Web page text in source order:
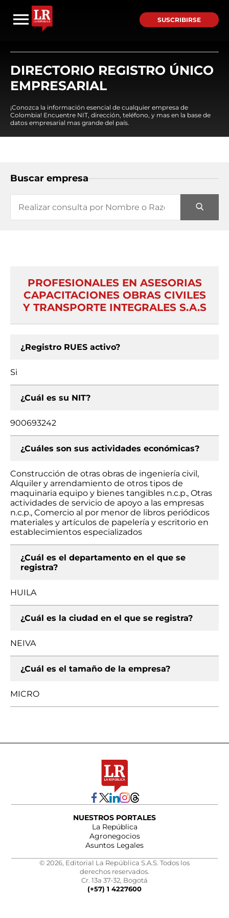
SUSCRIBIRSE
DIRECTORIO REGISTRO ÚNICO
EMPRESARIAL
¡Conozca la información esencial de cualquier empresa de
Colombia! Encuentre NIT, dirección, teléfono, y mas en la base de
datos empresarial mas grande del país.
Buscar empresa
PROFESIONALES EN ASESORIAS
CAPACITACIONES OBRAS CIVILES
Y TRANSPORTE INTEGRALES S.A.S
¿Registro RUES activo?
Si
¿Cuál es su NIT?
900693242
¿Cuáles son sus actividades económicas?
Construcción de otras obras de ingeniería civil,
Alquiler y arrendamiento de otros tipos de
maquinaria equipo y bienes tangibles n.c.p., Otras
actividades de servicio de apoyo a las empresas
n.c.p., Comercio al por menor de libros periódicos
materiales y artículos de papelería y escritorio en
establecimientos especializados
¿Cuál es el departamento en el que se
registra?
HUILA
¿Cuál es la ciudad en el que se registra?
NEIVA
¿Cuál es el tamaño de la empresa?
MICRO
NUESTROS PORTALES
La República
Agronegocios
Asuntos Legales
© 2026, Editorial La República S.A.S. Todos los
derechos reservados.
Cr. 13a 37-32, Bogotá
(+57) 1 4227600